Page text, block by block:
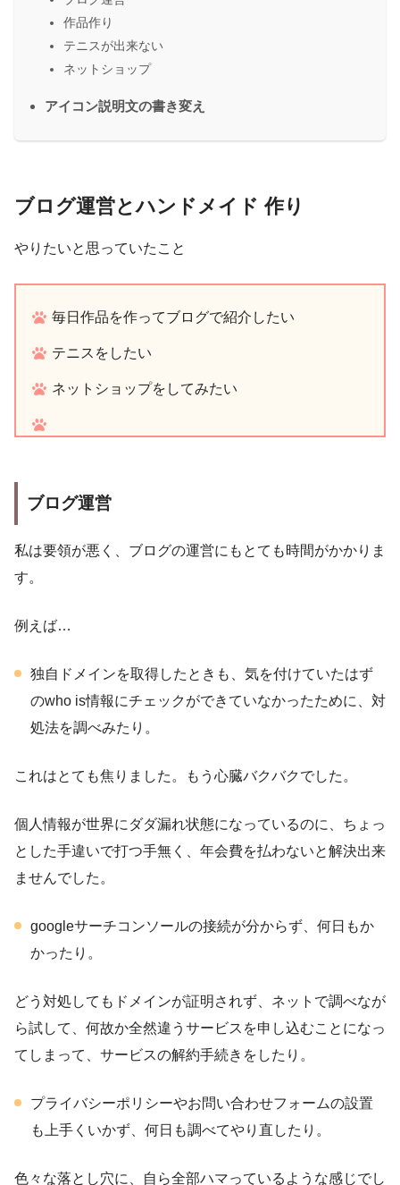
作品作り
テニスが出来ない
ネットショップ
アイコン説明文の書き変え
ブログ運営とハンドメイド 作り
やりたいと思っていたこと
毎日作品を作ってブログで紹介したい
テニスをしたい
ネットショップをしてみたい
ブログ運営
私は要領が悪く、ブログの運営にもとても時間がかかりま
す。
例えば…
独自ドメインを取得したときも、気を付けていたはず
のwho is情報にチェックができていなかったために、対
処法を調べみたり。
これはとても焦りました。もう心臓バクバクでした。
個人情報が世界にダダ漏れ状態になっているのに、ちょっ
とした手違いで打つ手無く、年会費を払わないと解決出来
ませんでした。
googleサーチコンソールの接続が分からず、何日もか
かったり。
どう対処してもドメインが証明されず、ネットで調べなが
ら試して、何故か全然違うサービスを申し込むことになっ
てしまって、サービスの解約手続きをしたり。
プライバシーポリシーやお問い合わせフォームの設置
も上手くいかず、何日も調べてやり直したり。
色々な落とし穴に、自ら全部ハマっているような感じでし